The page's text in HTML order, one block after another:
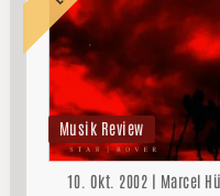
Musik Review
10. Okt. 2002 | Marcel